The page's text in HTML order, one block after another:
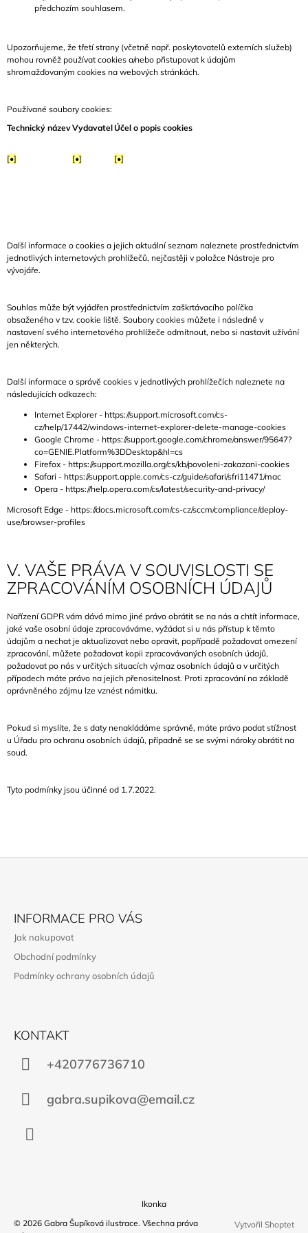
předchozím souhlasem.
Upozorňujeme, že třetí strany (včetně např. poskytovatelů externích služeb)
mohou rovněž používat cookies a/nebo přistupovat k údajům
shromažďovaným cookies na webových stránkách.
Používané soubory cookies:
Technický názevVydavatelÚčel o popis cookies
[•] [•] [•]
Další informace o cookies a jejich aktuální seznam naleznete prostřednictvím
jednotlivých internetových prohlížečů, nejčastěji v položce Nástroje pro
vývojáře.
Souhlas může být vyjádřen prostřednictvím zaškrtávacího políčka
obsaženého v tzv. cookie liště. Soubory cookies můžete i následně v
nastavení svého internetového prohlížeče odmítnout, nebo si nastavit užívání
jen některých.
Další informace o správě cookies v jednotlivých prohlížečích naleznete na
následujících odkazech:
Internet Explorer - https://support.microsoft.com/cs-
cz/help/17442/windows-internet-explorer-delete-manage-cookies
Google Chrome - https://support.google.com/chrome/answer/95647?
co=GENIE.Platform%3DDesktop&hl=cs
Firefox - https://support.mozilla.org/cs/kb/povoleni-zakazani-cookies
Safari - https://support.apple.com/cs-cz/guide/safari/sfri11471/mac
Opera - https://help.opera.com/cs/latest/security-and-privacy/
Microsoft Edge - https://docs.microsoft.com/cs-cz/sccm/compliance/deploy-
use/browser-profiles
V. VAŠE PRÁVA V SOUVISLOSTI SE
ZPRACOVÁNÍM OSOBNÍCH ÚDAJŮ
Nařízení GDPR vám dává mimo jiné právo obrátit se na nás a chtít informace,
jaké vaše osobní údaje zpracováváme, vyžádat si u nás přístup k těmto
údajům a nechat je aktualizovat nebo opravit, popřípadě požadovat omezení
zpracování, můžete požadovat kopii zpracovávaných osobních údajů,
požadovat po nás v určitých situacích výmaz osobních údajů a v určitých
případech máte právo na jejich přenositelnost. Proti zpracování na základě
oprávněného zájmu lze vznést námitku.
Pokud si myslíte, že s daty nenakládáme správně, máte právo podat stížnost
u Úřadu pro ochranu osobních údajů, případně se se svými nároky obrátit na
soud.
Tyto podmínky jsou účinné od 1.7.2022.
INFORMACE PRO VÁS
Jak nakupovat
Obchodní podmínky
Podmínky ochrany osobních údajů
KONTAKT
+420776736710
gabra.supikova@email.cz
Ikonka
Vytvořil Shoptet
© 2026 Gabra Šupíková ilustrace. Všechna práva